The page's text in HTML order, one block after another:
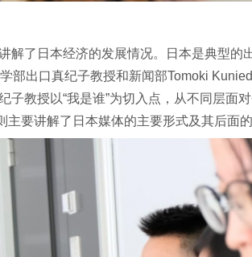
解了日本经济的发展情况。日本是典型的
部出口真纪子教授和新闻部Tomoki
教授以“我是谁”为切入点，从不同层面
要讲解了日本媒体的主要形式及其后面